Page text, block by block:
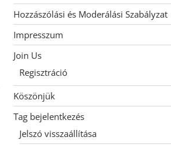
Hozzászólási és Moderálási Szabályzat
Impresszum
Join Us
Regisztráció
Köszönjük
Tag bejelentkezés
Jelszó visszaállítása